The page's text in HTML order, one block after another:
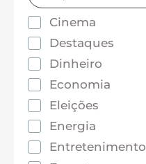
Cinema
Destaques
Dinheiro
Economia
Eleições
Energia
Entretenimento